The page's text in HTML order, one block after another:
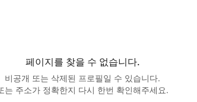
페이지를 찾을 수 없습니다.
비공개 또는 삭제된 프로필일 수 있습니다.
는 주소가 정확한지 다시 한번 확인해주세요.